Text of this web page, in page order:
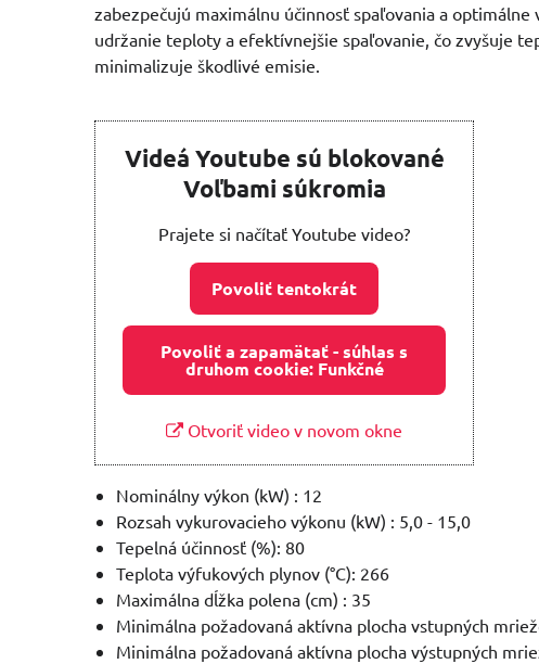
zabezpečujú maximálnu účinnosť spaľovania a
udržanie teploty a efektívnejšie spaľovanie, čo zvyšuje
minimalizuje škodlivé emisie.
Videá Youtube sú blokované
Voľbami súkromia
Prajete si načítať Youtube video?
Povoliť tentokrát
Povoliť a zapamätať - súhlas s
druhom cookie: Funkčné
Otvoriť video v novom okne
Nominálny výkon (kW) : 12
Rozsah vykurovacieho výkonu (kW) : 5,0 - 15,0
Tepelná účinnosť (%): 80
Teplota výfukových plynov (°C): 266
Maximálna dĺžka polena (cm) : 35
Minimálna požadovaná aktívna plocha vstupných
Minimálna požadovaná aktívna plocha výstupných